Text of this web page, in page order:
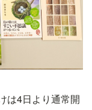
は4日より通常開